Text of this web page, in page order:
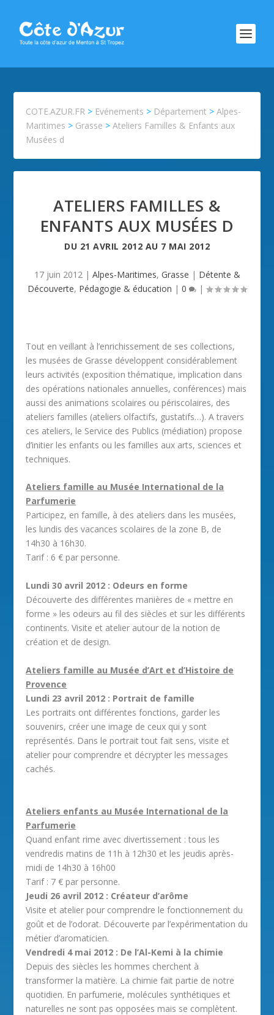
COTE.AZUR.FR > Evénements > Département >Alpes-
Maritimes > Grasse >Ateliers Familles & Enfants aux
Musées d
ATELIERS FAMILLES &
ENFANTS AUX MUSÉES D
DU 21 AVRIL 2012 AU 7 MAI 2012
17 juin 2012| Alpes-Maritimes, Grasse | Détente &
Découverte, Pédagogie & éducation | 0 |
Tout en veillant à l’enrichissement de ses collections,
les musées de Grasse développent considérablement
leurs activités (exposition thématique, implication dans
des opérations nationales annuelles, conférences) mais
aussi des animations scolaires ou périscolaires, des
ateliers familles (ateliers olfactifs, gustatifs…). A travers
ces ateliers, le Service des Publics (médiation) propose
d’initier les enfants ou les familles aux arts, sciences et
techniques.
Ateliers famille au Musée International de la
Parfumerie
Participez, en famille, à des ateliers dans les musées,
les lundis des vacances scolaires de la zone B, de
14h30 à 16h30.
Tarif : 6 € par personne.
Lundi 30 avril 2012 : Odeurs en forme
Découverte des différentes manières de « mettre en
forme » les odeurs au fil des siècles et sur les différents
continents. Visite et atelier autour de la notion de
création et de design.
Ateliers famille au Musée d’Art et d’Histoire de
Provence
Lundi 23 avril 2012 : Portrait de famille
Les portraits ont différentes fonctions, garder les
souvenirs, créer une image de ceux qui y sont
représentés. Dans le portrait tout fait sens, visite et
atelier pour comprendre et décrypter les messages
cachés.
Ateliers enfants au Musée International de la
Parfumerie
Quand enfant rime avec divertissement : tous les
vendredis matins de 11h à 12h30 et les jeudis après-
midi de 14h30 à 16h00
Tarif : 7 € par personne.
Jeudi 26 avril 2012 : Créateur d’arôme
Visite et atelier pour comprendre le fonctionnement du
goût et de l’odorat. Découverte par l’expérimentation du
métier d’aromaticien.
Vendredi 4 mai 2012 : De l’Al-Kemi à la chimie
Depuis des siècles les hommes cherchent à
transformer la matière. La chimie fait partie de notre
quotidien. En parfumerie, molécules synthétiques et
naturelles ne sont pas opposées mais se complètent.